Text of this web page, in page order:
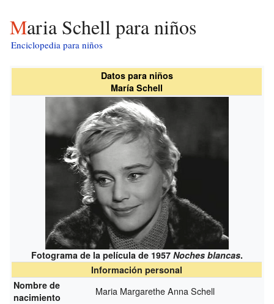
Maria Schell para niños
Enciclopedia para niños
Datos para niños
María Schell
Fotograma de la película de 1957 Noches blancas.
Información personal
Nombre de
nacimiento
Maria Margarethe Anna Schell